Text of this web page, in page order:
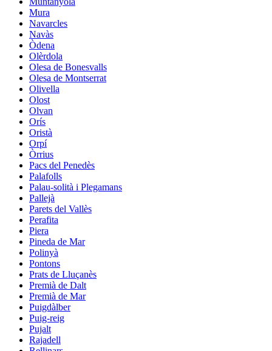
Mura
Navarcles
Navàs
Òdena
Olèrdola
Olesa de Bonesvalls
Olesa de Montserrat
Olivella
Olost
Olvan
Orís
Oristà
Orpí
Òrrius
Pacs del Penedès
Palafolls
Palau-solità i Plegamans
Pallejà
Parets del Vallès
Perafita
Piera
Pineda de Mar
Polinyà
Pontons
Prats de Lluçanès
Premià de Dalt
Premià de Mar
Puigdàlber
Puig-reig
Pujalt
Rajadell